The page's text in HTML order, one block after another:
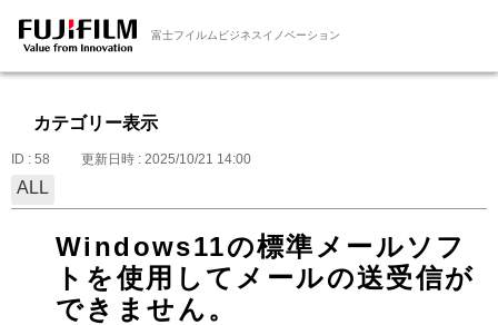
富士フイルムビジネスイノベーション
カテゴリー表示
ID : 58 更新日時 : 2025/10/21 14:00
ALL
Windows11の標準メールソフ
トを使用してメールの送受信が
できません。